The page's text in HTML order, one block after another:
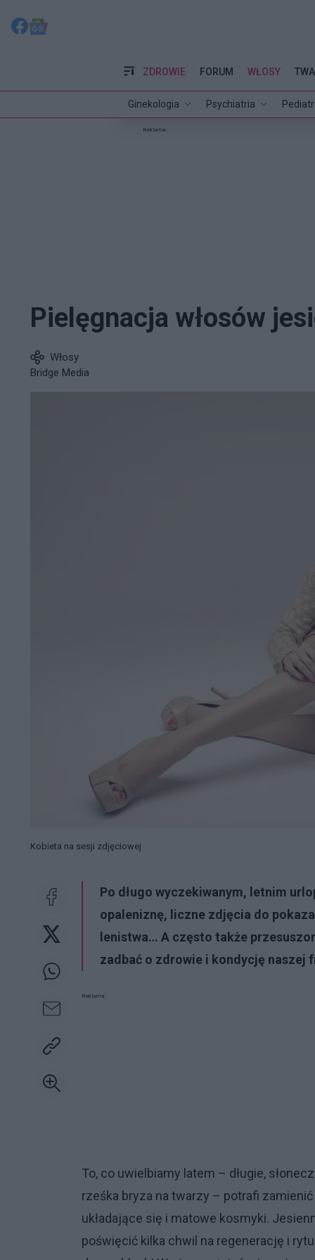
ZDROWIE
Ginekologia Psychiatria
FORUM WŁOSY
Reklama:
Pielęgnacja włosów
Włosy
Bridge Media
Kobieta na sesji zdjęciowej
Po długo wyczekiwanym, letnim
opaleniznę, liczne zdjęcia do
lenistwa… A często także
zadbać o zdrowie i kondycję naszej
Reklama:
To, co uwielbiamy latem – długie,
rześka bryza na twarzy – potrafi
układające się i matowe kosmyki.
poświęcić kilka chwil na regenerację i